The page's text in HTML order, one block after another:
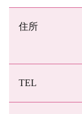
住所
TEL